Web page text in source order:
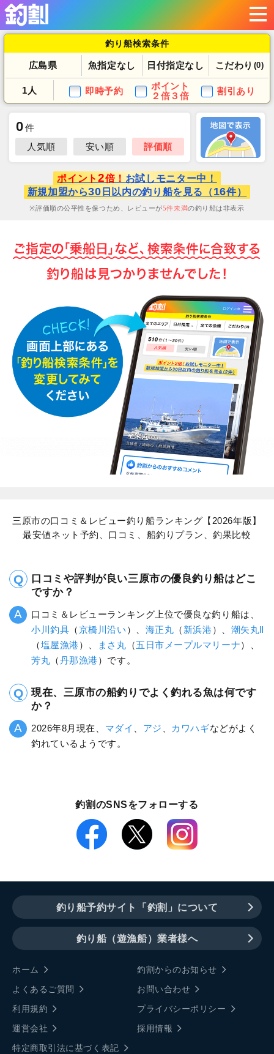
釣り船検索条件
広島県 魚指定なし 日付指定なし こだわり (0)
1人 即時予約
ポイント
２倍３倍
割引あり
0件
人気順
安い順 評価順
ポイント 2倍！ お試しモニター中！
新規加盟から30 日以内の釣り船を見る（16件）
評価順の公平性を保つため、レビューが5件未満の釣り船は非表示
三原市の口コミ＆レビュー釣り船ランキング【2026年版】
最安値ネット予約、口コミ、船釣りプラン、釣果比較
口コミや評判が良い三原市の優良釣り船はどこ
ですか？
口コミ＆レビューランキング上位で優良な釣り船は、
小川釣具 （京橋川沿い ）、 海正丸 （ 新浜港 ）、 潮矢丸Ⅱ
（塩屋漁港 ）、 まさ丸 （五日市メープルマリーナ）、
芳丸 （丹那漁港 ）です。
現在、三原市の船釣りでよく釣れる魚は何です
か？
2026年8月現在、 マダイ アジ カワハギなどがよく
釣れているようです。
釣割のSNSをフォローする
釣り船予約サイト「釣割」について
釣り船（遊漁船）業者様へ
ホーム
釣割からのお知らせ
よくあるご質問
お問い合わせ
利用規約
プライバシーポリシー
運営会社
採用情報
特定商取引法に基づく表記